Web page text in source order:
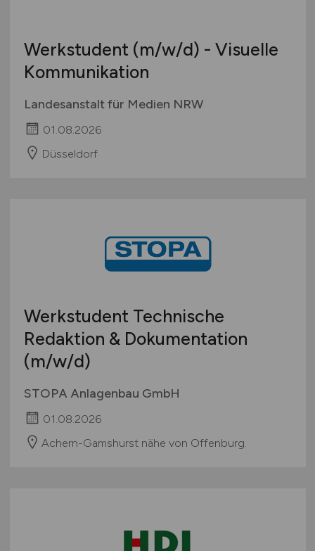
Werkstudent (m/w/d) - Visuelle
Kommunikation
Landesanstalt für Medien NRW
01.08.2026
Düsseldorf
Werkstudent Technische
Redaktion & Dokumentation
(m/w/d)
STOPA Anlagenbau GmbH
01.08.2026
Achern-Gamshurst nähe von Offenburg.